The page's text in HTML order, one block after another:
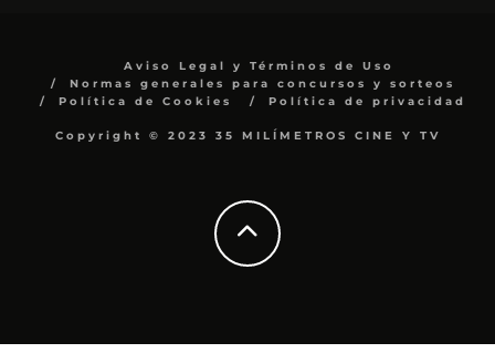
Aviso Legal y Términos de Uso
Normas generales para concursos y sorteos
Política de Cookies
Política de privacidad
Copyright © 2023 35 MILÍMETROS CINE Y TV